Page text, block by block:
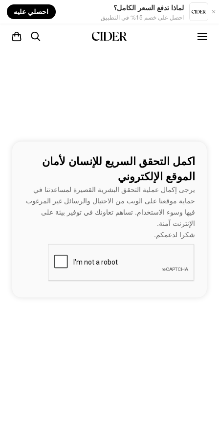
لماذا تدفع السعر الكامل؟
احصل على خصم 15% في التطبيق
احصلي عليه
اكمل التحقق السريع للإنسان لأمان
الموقع الإلكتروني
يرجى إكمال عملية التحقق البشرية القصيرة لمساعدتنا في
حماية موقعنا على الويب من الاحتيال والرسائل غير المرغوب
فيها وسوء الاستخدام. تساهم تعاونك في توفير بيئة على
الإنترنت آمنة.
شكرا لدعمكم.